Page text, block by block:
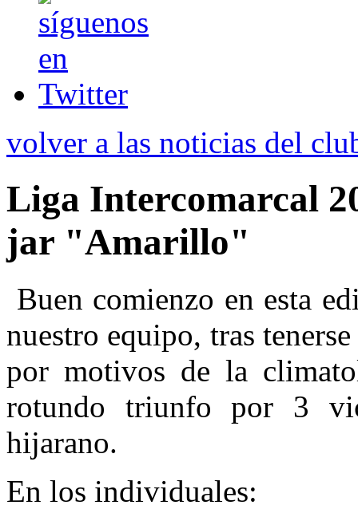
volver a las noticias del
Liga Intercomarcal
jar "Amarillo"
Buen comienzo en esta
nuestro equipo, tras
por motivos de la
rotundo triunfo por 3
hijarano.
En los individuales: